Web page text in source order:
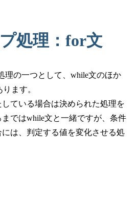
処理：for文
理の一つとして、while文のほか
ます。
ている場合は決められた処理を
ではwhile文と一緒ですが、条件
は、判定する値を変化させる処